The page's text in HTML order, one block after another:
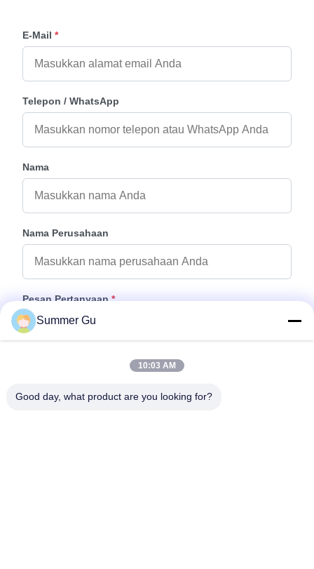
E-Mail *
Telepon / WhatsApp
Nama
Nama Perusahaan
Pesan Pertanyaan *
Summer Gu
10:03 AM
Good day, what product are you looking for?